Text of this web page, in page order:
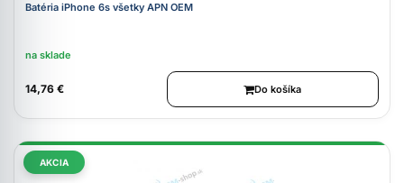
Batéria iPhone 6s všetky APN OEM
na sklade
14,76 € Do košíka
AKCIA